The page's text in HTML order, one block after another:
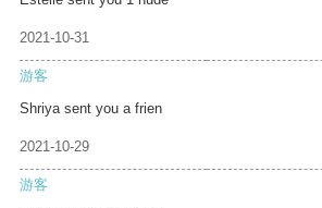
2021-10-31
游客
Shriya sent you a frien
2021-10-29
游客